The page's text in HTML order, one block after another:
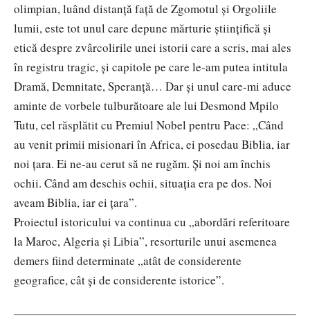
olimpian, luând distanță față de Zgomotul și Orgoliile
lumii, este tot unul care depune mărturie științifică și
etică despre zvârcolirile unei istorii care a scris, mai ales
în registru tragic, și capitole pe care le-am putea intitula
Dramă, Demnitate, Speranță… Dar și unul care-mi aduce
aminte de vorbele tulburătoare ale lui Desmond Mpilo
Tutu, cel răsplătit cu Premiul Nobel pentru Pace: „Când
au venit primii misionari în Africa, ei posedau Biblia, iar
noi ţara. Ei ne-au cerut să ne rugăm. Şi noi am închis
ochii. Când am deschis ochii, situaţia era pe dos. Noi
aveam Biblia, iar ei ţara”.
Proiectul istoricului va continua cu „abordări referitoare
la Maroc, Algeria și Libia”, resorturile unui asemenea
demers fiind determinate „atât de considerente
geografice, cât și de considerente istorice”.